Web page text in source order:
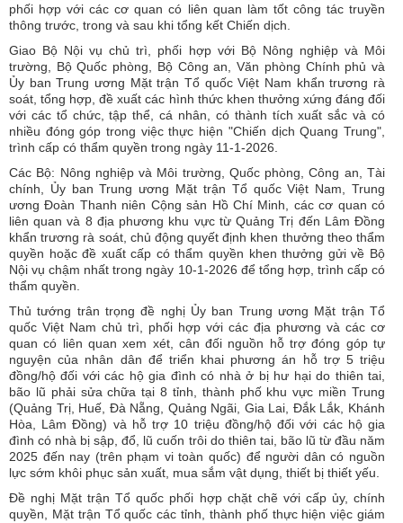
phối hợp với các cơ quan có liên quan làm tốt công tác truyền
thông trước, trong và sau khi tổng kết Chiến dịch.
Giao Bộ Nội vụ chủ trì, phối hợp với Bộ Nông nghiệp và Môi
trường, Bộ Quốc phòng, Bộ Công an, Văn phòng Chính phủ và
Ủy ban Trung ương Mặt trận Tổ quốc Việt Nam khẩn trương rà
soát, tổng hợp, đề xuất các hình thức khen thưởng xứng đáng đối
với các tổ chức, tập thể, cá nhân, có thành tích xuất sắc và có
nhiều đóng góp trong việc thực hiện "Chiến dịch Quang Trung",
trình cấp có thẩm quyền trong ngày 11-1-2026.
Các Bộ: Nông nghiệp và Môi trường, Quốc phòng, Công an, Tài
chính, Ủy ban Trung ương Mặt trận Tổ quốc Việt Nam, Trung
ương Đoàn Thanh niên Cộng sản Hồ Chí Minh, các cơ quan có
liên quan và 8 địa phương khu vực từ Quảng Trị đến Lâm Đồng
khẩn trương rà soát, chủ động quyết định khen thưởng theo thẩm
quyền hoặc đề xuất cấp có thẩm quyền khen thưởng gửi về Bộ
Nội vụ chậm nhất trong ngày 10-1-2026 để tổng hợp, trình cấp có
thẩm quyền.
Thủ tướng trân trọng đề nghị Ủy ban Trung ương Mặt trận Tổ
quốc Việt Nam chủ trì, phối hợp với các địa phương và các cơ
quan có liên quan xem xét, cân đối nguồn hỗ trợ đóng góp tự
nguyện của nhân dân để triển khai phương án hỗ trợ 5 triệu
đồng/hộ đối với các hộ gia đình có nhà ở bị hư hại do thiên tai,
bão lũ phải sửa chữa tại 8 tỉnh, thành phố khu vực miền Trung
(Quảng Trị, Huế, Đà Nẵng, Quảng Ngãi, Gia Lai, Đắk Lắk, Khánh
Hòa, Lâm Đồng) và hỗ trợ 10 triệu đồng/hộ đối với các hộ gia
đình có nhà bị sập, đổ, lũ cuốn trôi do thiên tai, bão lũ từ đầu năm
2025 đến nay (trên phạm vi toàn quốc) để người dân có nguồn
lực sớm khôi phục sản xuất, mua sắm vật dụng, thiết bị thiết yếu.
Đề nghị Mặt trận Tổ quốc phối hợp chặt chẽ với cấp ủy, chính
quyền, Mặt trận Tổ quốc các tỉnh, thành phố thực hiện việc giám